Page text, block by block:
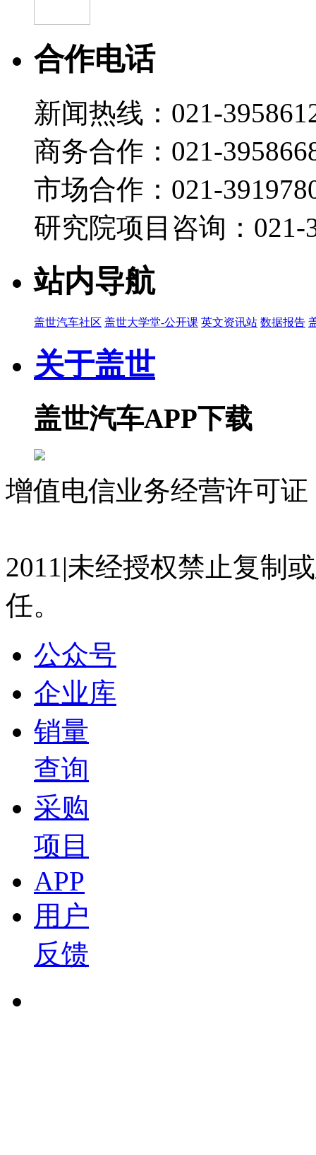
19:26
海力达 王益民：新能源汽车热管理集成化路径：
2026-07-22 10:41
智己汽车 王天英：双间接热管理系统：开启高能
盖世直播君
2026-07-22 10:40
19:09
盖世汽车 董静：中国乘用车市场展望 2026第四届
盖世直播君
2026-07-22 10:38
09:58
京清汽车产业园 李东青：产业园推介宣讲 2026第
盖世直播君
2026-07-22 10:36
10:11
盖世汽车 顾晓颖：主办方欢迎致辞 2026第四届汽
21:40
2026-07-15 15:07
盖世直播君
2026-07-15 15:05
13:26
东风汽车研发总院 杨天元：双碳背景下汽车轻量
新材料论坛
盖世直播君
2026-07-15 15:04
18:49
小鹏汽车 马佳：汽车座椅智能化的发展和趋势展
盖世直播君
2026-07-15 15:02
19:02
西门子 闫韬博士：西门子西碳迹：全链条碳管理
新材料论坛
盖世直播君
2026-07-15 14:42
合作电话
新闻热线：021-
商务合作：021-
市场合作：021-
研究院项目咨询：021-
站内导航
盖世汽车社区 盖世大学堂-公开课 英文资讯站 数据报告
关于盖世
盖世汽车APP下载
增值电信业务经营许可
2011|未经授权禁止复制
任。
公众号
企业库
销量
查询
采购
项目
APP
用户
反馈